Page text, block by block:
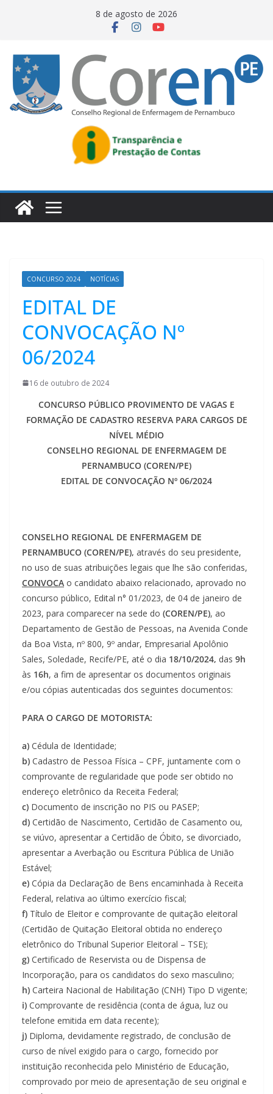
8 de agosto de 2026
CONCURSO 2024 NOTÍCIAS
EDITAL DE
CONVOCAÇÃO Nº
06/2024
16 de outubro de 2024
CONCURSO PÚBLICO PROVIMENTO DE VAGAS E
FORMAÇÃO DE CADASTRO RESERVA PARA CARGOS DE
NÍVEL MÉDIO
CONSELHO REGIONAL DE ENFERMAGEM DE
PERNAMBUCO (COREN/PE)
EDITAL DE CONVOCAÇÃO Nº 06/2024
CONSELHO REGIONAL DE ENFERMAGEM DE
PERNAMBUCO (COREN/PE), através do seu presidente,
no uso de suas atribuições legais que lhe são conferidas,
CONVOCA o candidato abaixo relacionado, aprovado no
concurso público, Edital n° 01/2023, de 04 de janeiro de
2023, para comparecer na sede do (COREN/PE), ao
Departamento de Gestão de Pessoas, na Avenida Conde
da Boa Vista, nº 800, 9º andar, Empresarial Apolônio
Sales, Soledade, Recife/PE, até o dia 18/10/2024, das 9h
às 16h, a fim de apresentar os documentos originais
e/ou cópias autenticadas dos seguintes documentos:
PARA O CARGO DE MOTORISTA:
a) Cédula de Identidade;
b) Cadastro de Pessoa Física – CPF, juntamente com o
comprovante de regularidade que pode ser obtido no
endereço eletrônico da Receita Federal;
c) Documento de inscrição no PIS ou PASEP;
d) Certidão de Nascimento, Certidão de Casamento ou,
se viúvo, apresentar a Certidão de Óbito, se divorciado,
apresentar a Averbação ou Escritura Pública de União
Estável;
e) Cópia da Declaração de Bens encaminhada à Receita
Federal, relativa ao último exercício fiscal;
f) Título de Eleitor e comprovante de quitação eleitoral
(Certidão de Quitação Eleitoral obtida no endereço
eletrônico do Tribunal Superior Eleitoral – TSE);
g) Certificado de Reservista ou de Dispensa de
Incorporação, para os candidatos do sexo masculino;
h) Carteira Nacional de Habilitação (CNH) Tipo D vigente;
i) Comprovante de residência (conta de água, luz ou
telefone emitida em data recente);
j) Diploma, devidamente registrado, de conclusão de
curso de nível exigido para o cargo, fornecido por
instituição reconhecida pelo Ministério de Educação,
comprovado por meio de apresentação de seu original e